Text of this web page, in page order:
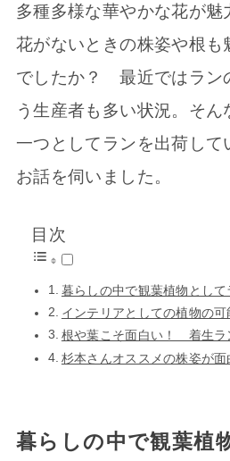
多種多様な華やかな花が魅
花がないときの株姿や根も
でしたか？ 最近ではラン
う生産者も多い状況。そ
一つとしてランを出荷して
お話を伺いました。
目次
暮らしの中で観葉植物として
インテリアとしての植物の可
根や葉こそ面白い！ 着生ラ
杉本さんオススメの株姿が面
暮らしの中で観葉植